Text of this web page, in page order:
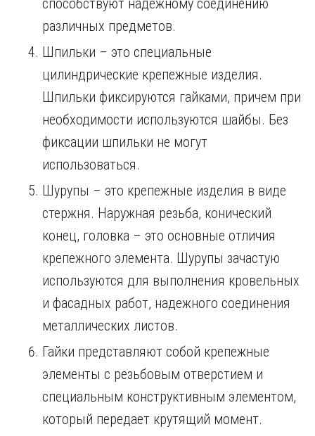
способствуют надежному соединению
различных предметов.
Шпильки – это специальные
цилиндрические крепежные изделия.
Шпильки фиксируются гайками, причем при
необходимости используются шайбы. Без
фиксации шпильки не могут
использоваться.
Шурупы – это крепежные изделия в виде
стержня. Наружная резьба, конический
конец, головка – это основные отличия
крепежного элемента. Шурупы зачастую
используются для выполнения кровельных
и фасадных работ, надежного соединения
металлических листов.
Гайки представляют собой крепежные
элементы с резьбовым отверстием и
специальным конструктивным элементом,
который передает крутящий момент.